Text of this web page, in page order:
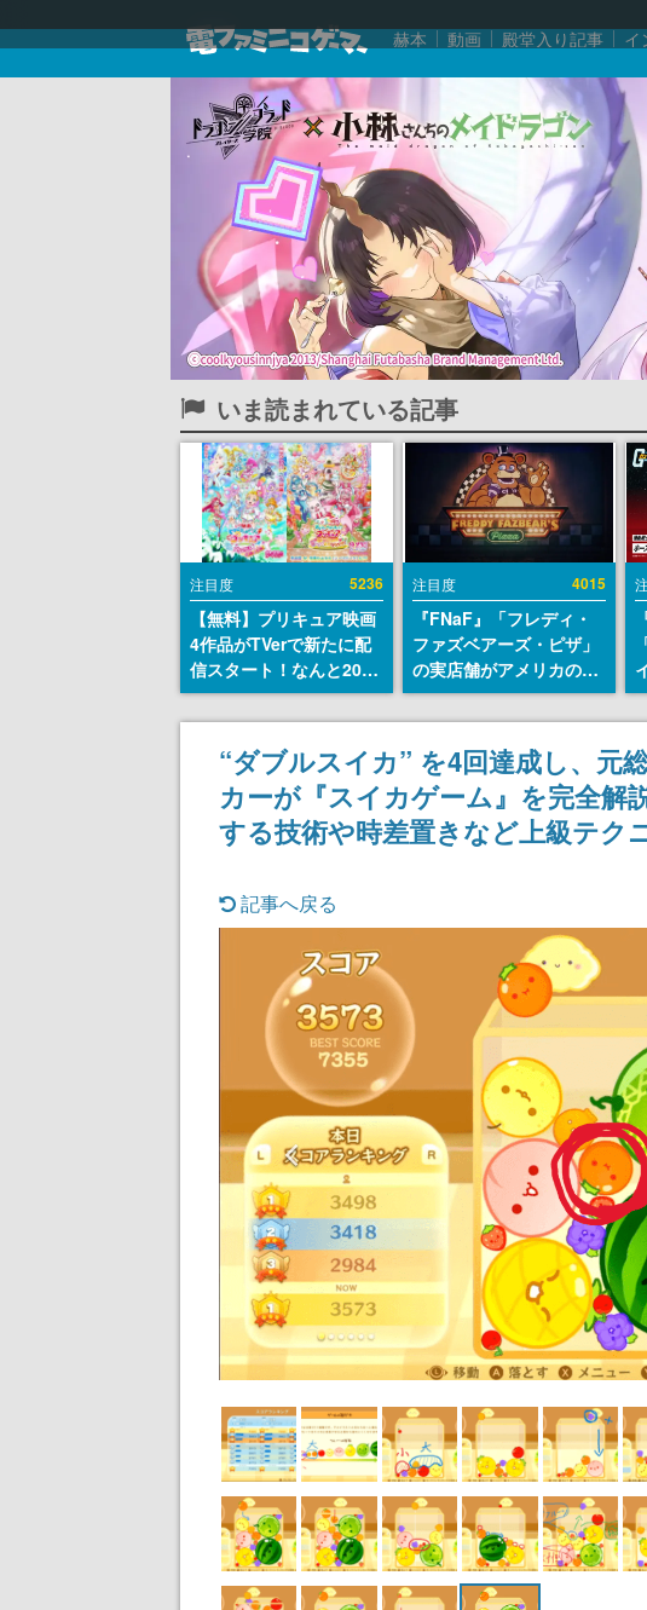
赫本 動画 殿堂入り記事 イ
いま読まれている記事
注目度 5236
【無料】プリキュア映画
4作品がTVerで新たに配
信スタート！なんと2018
年～2024年の映画ほぼす
べてが見放題に、ぶっち
ゃけありえないラインナ
注目度 4015
『FNaF』「フレディ・
ファズベアーズ・ピザ」
の実店舗がアメリカの商
業施設「American
Dream」に2027年オープ
ン！ScottGamesとの共
同開発、食事だけでなく
ステージショーや没入型
のホラー体験も楽しめる
“ダブルスイカ” を4回達成し、元
カーが『スイカゲーム』を完全解
する技術や時差置きなど上級テク
記事へ戻る